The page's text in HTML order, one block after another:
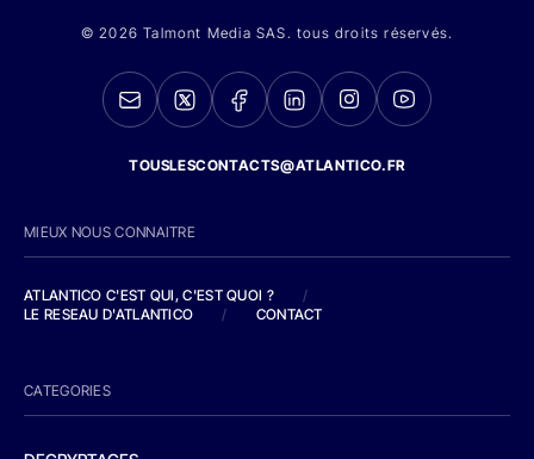
© 2026 Talmont Media SAS. tous droits réservés.
TOUSLESCONTACTS@ATLANTICO.FR
MIEUX NOUS CONNAITRE
ATLANTICO C'EST QUI, C'EST QUOI ?
/
LE RESEAU D'ATLANTICO
/ CONTACT
CATEGORIES